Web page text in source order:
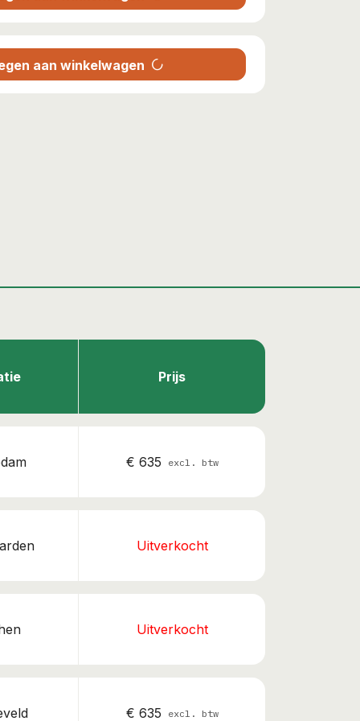
aan winkelwagen progress_activity
Prijs
€ 635 excl. btw
Uitverkocht
Uitverkocht
€ 635 excl. btw